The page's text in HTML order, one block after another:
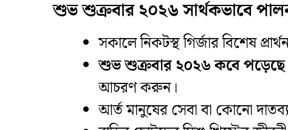
শুভ শুক্রবার ২০২৬ সার্থকভাবে
​সকালে নিকটস্থ গির্জার বিশেষ
শুভ শুক্রবার ২০২৬ কবে পড়েছে
আচরণ করুন।
​আর্ত মানুষের সেবা বা কোনো